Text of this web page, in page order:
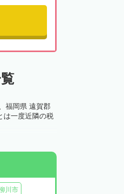
福岡県 遠賀郡
は一度近隣の税
川市